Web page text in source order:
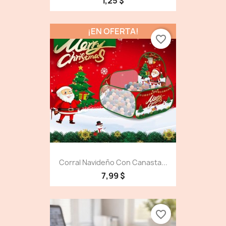
Corral Navideño Con Canasta...
7,99 $
¡EN OFERTA!
favorite_border
favorite_border